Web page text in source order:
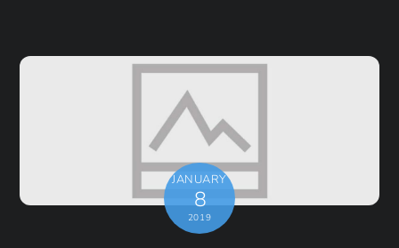
JANUARY
8
2019